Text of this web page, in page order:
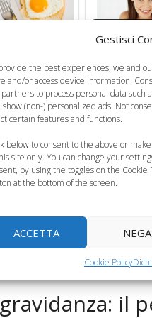
Gestisci
the best experiences, we and
and/or access device information.
to process personal data such
show (non-) personalized ads. Not
certain features and functions.
below to consent to the above or
site only. You can change your
by using the toggles on the
at the bottom of the screen.
ACCETTA NEGA
Cookie Policy
le uova
futura
primo
pesce e gravidanza
pesce in
il